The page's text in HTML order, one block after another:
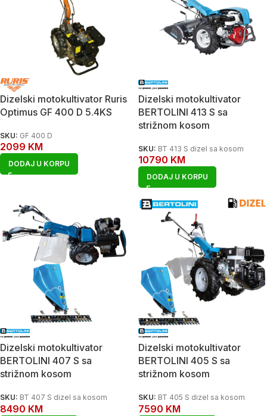
Dizelski motokultivator Ruris
Optimus GF 400 D 5.4KS
SKU: GF 400 D
2099 KM
DODAJ U KORPU
Dizelski motokultivator
BERTOLINI 413 S sa
strižnom kosom
SKU: BT 413 S dizel sa kosom
10790 KM
DODAJ U KORPU
Dizelski motokultivator
BERTOLINI 407 S sa
strižnom kosom
SKU: BT 407 S dizel sa kosom
8490 KM
Dizelski motokultivator
BERTOLINI 405 S sa
strižnom kosom
SKU: BT 405 S dizel sa kosom
7590 KM